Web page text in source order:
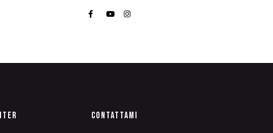
Contattami